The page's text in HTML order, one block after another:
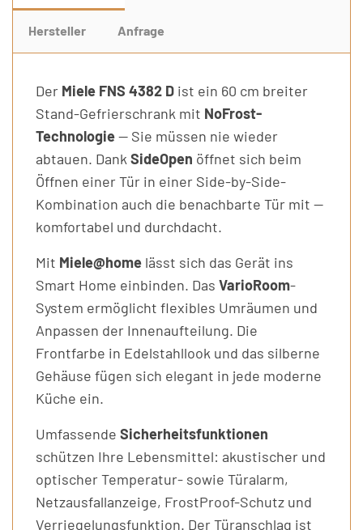
Hersteller Anfrage
Der Miele FNS 4382 D ist ein 60 cm breiter
Stand-Gefrierschrank mit NoFrost-
Technologie— Sie müssen nie wieder
abtauen. Dank SideOpen öffnet sich beim
Öffnen einer Tür in einer Side-by-Side-
Kombination auch die benachbarte Tür mit —
komfortabel und durchdacht.
Mit Miele@home lässt sich das Gerät ins
Smart Home einbinden. Das VarioRoom-
System ermöglicht flexibles Umräumen und
Anpassen der Innenaufteilung. Die
Frontfarbe in Edelstahllook und das silberne
Gehäuse fügen sich elegant in jede moderne
Küche ein.
Umfassende Sicherheitsfunktionen
schützen Ihre Lebensmittel: akustischer und
optischer Temperatur- sowie Türalarm,
Netzausfallanzeige, FrostProof-Schutz und
Verriegelungsfunktion. Der Türanschlag ist